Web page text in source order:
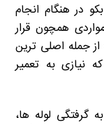
در هنگام انجام
همچون قرار
جمله اصلی ترین
به تعمیر
گرفتگی لوله ها،